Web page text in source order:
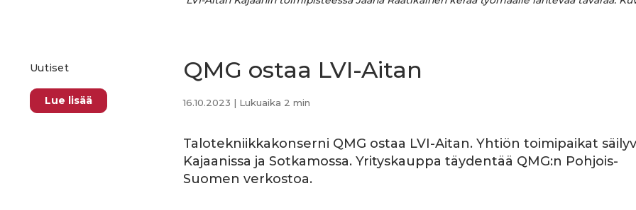
Uutiset
Lue lisää
QMG ostaa LVI-Aitan
16.10.2023 | Lukuaika 2 min
Talotekniikkakonserni QMG ostaa LVI-Aitan. Yhtiön toimipaikat
Kajaanissa ja Sotkamossa. Yrityskauppa täydentää QMG:n Pohjois-
Suomen verkostoa.